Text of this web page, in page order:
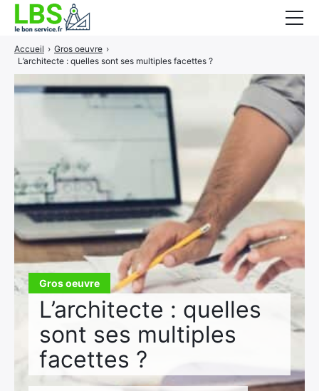
Gros oeuvre
L’architecte : quelles
sont ses multiples
facettes ?
Accueil › Gros oeuvre ›
L’architecte : quelles sont ses multiples facettes ?
Gros oeuvre
Second oeuvre
Aménagement intérieur
Services associés